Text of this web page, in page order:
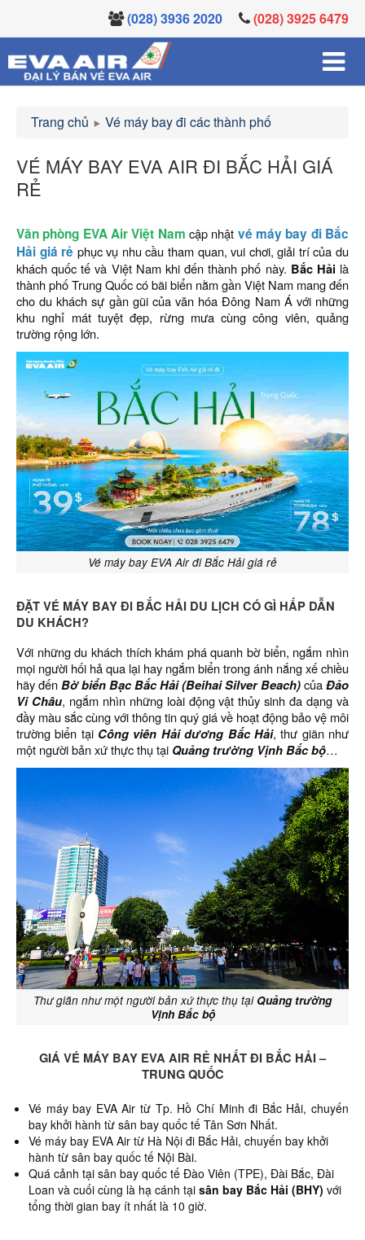
(028) 3936 2020 (028) 3925 6479
Trang chủ Vé máy bay đi các thành phố
VÉ MÁY BAY EVA AIR ĐI BẮC HẢI GIÁ
RẺ
Văn phòng EVA Air Việt Nam cập nhật vé máy bay đi Bắc
Hải giá rẻ phục vụ nhu cầu tham quan, vui chơi, giải trí của du
khách quốc tế và Việt Nam khi đến thành phố này. Bắc Hải là
thành phố Trung Quốc có bãi biển nằm gần Việt Nam mang đến
cho du khách sự gần gũi của văn hóa Đông Nam Á với những
khu nghỉ mát tuyệt đẹp, rừng mưa cùng công viên, quảng
trường rộng lớn.
Vé máy bay EVA Air đi Bắc Hải giá rẻ
ĐẶT VÉ MÁY BAY ĐI BẮC HẢI DU LỊCH CÓ GÌ HẤP DẪN
DU KHÁCH?
Với những du khách thích khám phá quanh bờ biển, ngắm nhìn
mọi người hối hả qua lại hay ngắm biển trong ánh nắng xế chiều
hãy đếnBờ biển Bạc Bắc Hải (Beihai Silver Beach)củaĐảo
Vi Châu, ngắm nhìn những loài động vật thủy sinh đa dạng và
đầy màu sắc cùng với thông tin quý giá về hoạt động bảo vệ môi
trường biển tại Công viên Hải dương Bắc Hải, thư giãn như
một người bản xứ thực thụ tại Quảng trường Vịnh Bắc bộ…
Thư giãn như một người bản xứ thực thụ tại Quảng trường
Vịnh Bắc bộ
GIÁ VÉ MÁY BAY EVA AIR RẺ NHẤT ĐI BẮC HẢI –
TRUNG QUỐC
Vé máy bay EVA Air từ Tp. Hồ Chí Minh đi Bắc Hải, chuyến
bay khởi hành từ sân bay quốc tế Tân Sơn Nhất.
Vé máy bay EVA Air từ Hà Nội đi Bắc Hải, chuyến bay khởi
hành từ sân bay quốc tế Nội Bài.
Quá cảnh tại sân bay quốc tế Đào Viên (TPE), Đài Bắc, Đài
Loan và cuối cùng là hạ cánh tại sân bay Bắc Hải (BHY) với
tổng thời gian bay ít nhất là 10 giờ.